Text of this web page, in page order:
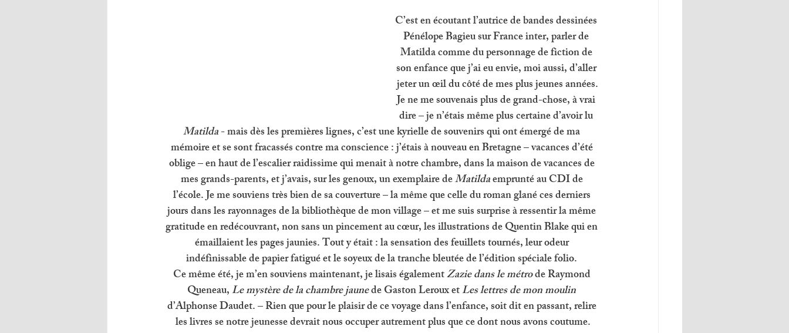
C’est en écoutant l’autrice de bandes dessinées
Pénélope Bagieu sur France inter, parler de
Matilda comme du personnage de fiction de
son enfance que j’ai eu envie, moi aussi, d’aller
jeter un œil du côté de mes plus jeunes années.
Je ne me souvenais plus de grand-chose, à vrai
dire – je n’étais même plus certaine d’avoir lu
Matilda - mais dès les premières lignes, c’est une kyrielle de souvenirs qui ont émergé de ma
mémoire et se sont fracassés contre ma conscience : j’étais à nouveau en Bretagne – vacances d’été
oblige – en haut de l’escalier raidissime qui menait à notre chambre, dans la maison de vacances de
mes grands-parents, et j’avais, sur les genoux, un exemplaire de Matilda emprunté au CDI de
l’école. Je me souviens très bien de sa couverture – la même que celle du roman glané ces derniers
jours dans les rayonnages de la bibliothèque de mon village – et me suis surprise à ressentir la même
gratitude en redécouvrant, non sans un pincement au cœur, les illustrations de Quentin Blake qui en
émaillaient les pages jaunies. Tout y était : la sensation des feuillets tournés, leur odeur
indéfinissable de papier fatigué et le soyeux de la tranche bleutée de l’édition spéciale folio.
Ce même été, je m’en souviens maintenant, je lisais également Zazie dans le métro de Raymond
Queneau, Le mystère de la chambre jaune de Gaston Leroux et Les lettres de mon moulin
d’Alphonse Daudet. – Rien que pour le plaisir de ce voyage dans l’enfance, soit dit en passant, relire
les livres se notre jeunesse devrait nous occuper autrement plus que ce dont nous avons coutume.